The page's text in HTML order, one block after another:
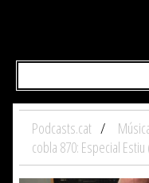
Podcasts.cat
cobla 870: Especial